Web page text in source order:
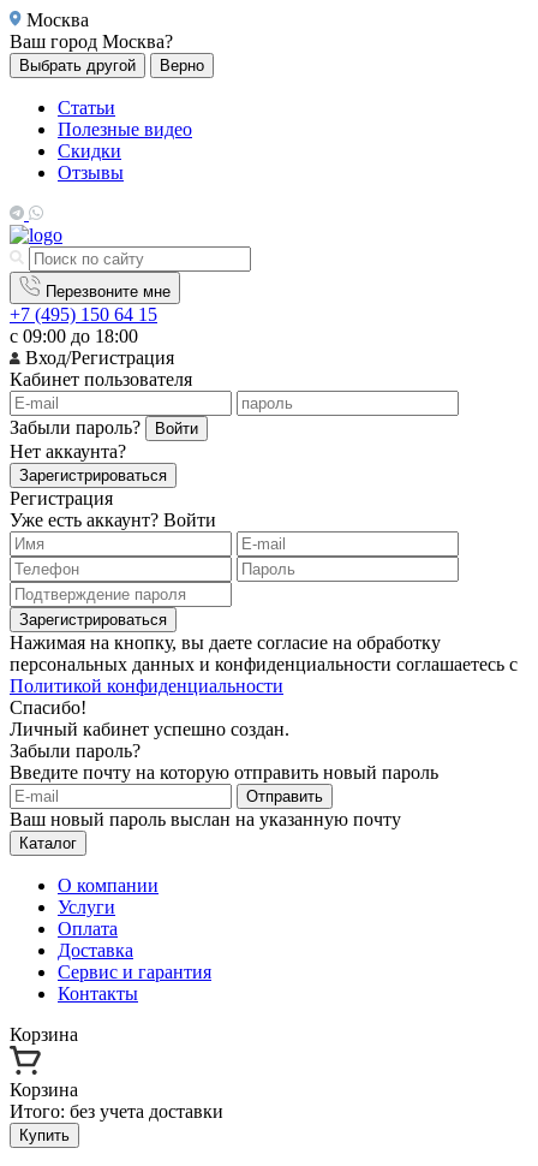
Москва
Ваш город Москва?
Выбрать другой Верно
Статьи
Полезные видео
Скидки
Отзывы
Перезвоните мне
+7 (495) 150 64 15
с 09:00 до 18:00
Вход/Регистрация
Кабинет пользователя
Забыли пароль? Войти
Нет аккаунта?
Зарегистрироваться
Регистрация
Уже есть аккаунт? Войти
Зарегистрироваться
Нажимая на кнопку, вы даете согласие на обработку
персональных данных и конфиденциальности соглашаетесь с
Политикой конфиденциальности
Спасибо!
Личный кабинет успешно создан.
Забыли пароль?
Введите почту на которую отправить новый пароль
Отправить
Ваш новый пароль выслан на указанную почту
Каталог
О компании
Услуги
Оплата
Доставка
Сервис и гарантия
Контакты
Корзина
Корзина
Итого: без учета доставки
Купить